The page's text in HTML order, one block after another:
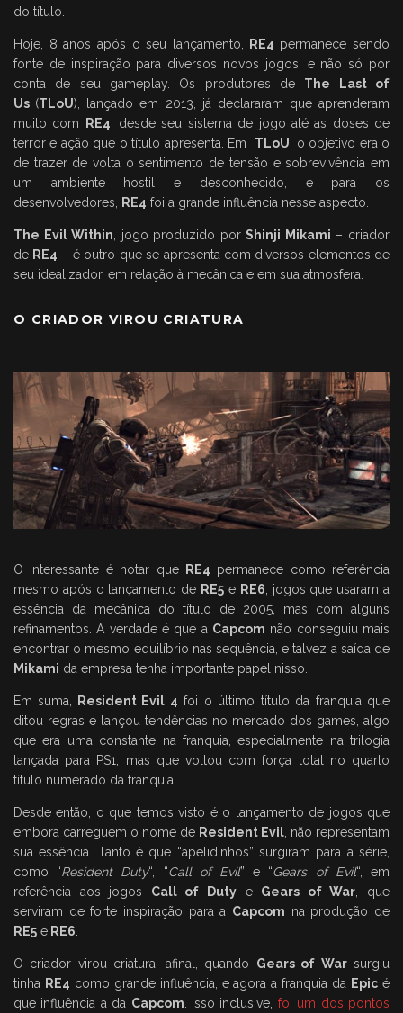
do título.
Hoje, 8 anos após o seu lançamento, RE4 permanece sendo
fonte de inspiração para diversos novos jogos, e não só por
conta de seu gameplay. Os produtores de The Last of
Us (TLoU), lançado em 2013, já declararam que aprenderam
muito com RE4 , desde seu sistema de jogo até as doses de
terror e ação que o título apresenta. Em TLoU , o objetivo era o
de trazer de volta o sentimento de tensão e sobrevivência em
um ambiente hostil e desconhecido, e para os
desenvolvedores, RE4 foi a grande influência nesse aspecto.
The Evil Within , jogo produzido porShinji Mikami – criador
de RE4 – é outro que se apresenta com diversos elementos de
seu idealizador, em relação à mecânica e em sua atmosfera.
O CRIADOR VIROU CRIATURA
O interessante é notar que RE4 permanece como referência
mesmo após o lançamento de RE5 e RE6 , jogos que usaram a
essência da mecânica do título de 2005, mas com alguns
refinamentos. A verdade é que a Capcom não conseguiu mais
encontrar o mesmo equilíbrio nas sequência, e talvez a saída de
Mikami da empresa tenha importante papel nisso.
Em suma, Resident Evil 4 foi o último título da franquia que
ditou regras e lançou tendências no mercado dos games, algo
que era uma constante na franquia, especialmente na trilogia
lançada para PS1, mas que voltou com força total no quarto
título numerado da franquia.
Desde então, o que temos visto é o lançamento de jogos que
embora carreguem o nome de Resident Evil , não representam
sua essência. Tanto é que “apelidinhos” surgiram para a série,
como “Resident Duty“, “Call of Evil” e “Gears of Evil“, em
referência aos jogos Call of Duty e Gears of War , que
serviram de forte inspiração para a Capcom na produção de
RE5 e RE6
O criador virou criatura, afinal, quando Gears of Warsurgiu
tinha RE4 como grande influência, e agora a franquia da Epic é
que influência a da Capcom . Isso inclusive, foi um dos pontos